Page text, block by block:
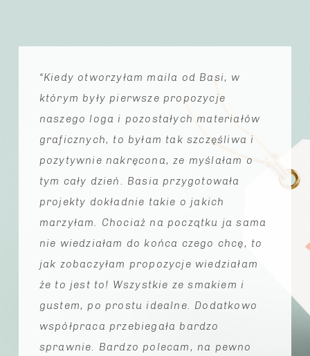
“Kiedy otworzyłam maila od Basi, w
którym były pierwsze propozycje
naszego loga i pozostałych materiałów
graficznych, to byłam tak szczęśliwa i
pozytywnie nakręcona, ze myślałam o
tym cały dzień. Basia przygotowała
projekty dokładnie takie o jakich
marzyłam. Chociaż na początku ja sama
nie wiedziałam do końca czego chcę, to
jak zobaczyłam propozycje wiedziałam
że to jest to! Wszystkie ze smakiem i
gustem, po prostu idealne. Dodatkowo
współpraca przebiegała bardzo
sprawnie. Bardzo polecam, na pewno